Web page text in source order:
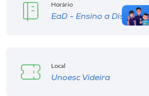
Horário
EaD - Ensino a Distância
Local
Unoesc Videira